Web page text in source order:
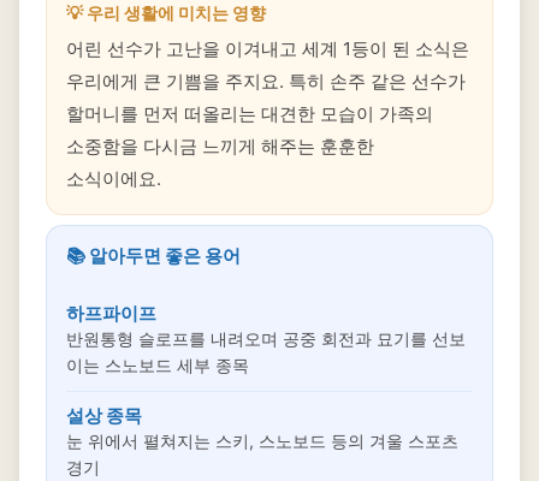
💡 우리 생활에 미치는 영향
어린 선수가 고난을 이겨내고 세계 1등이 된 소식은
우리에게 큰 기쁨을 주지요. 특히 손주 같은 선수가
할머니를 먼저 떠올리는 대견한 모습이 가족의
소중함을 다시금 느끼게 해주는 훈훈한
소식이에요.
📚 알아두면 좋은 용어
하프파이프
반원통형 슬로프를 내려오며 공중 회전과 묘기를 선보
이는 스노보드 세부 종목
설상 종목
눈 위에서 펼쳐지는 스키, 스노보드 등의 겨울 스포츠
경기